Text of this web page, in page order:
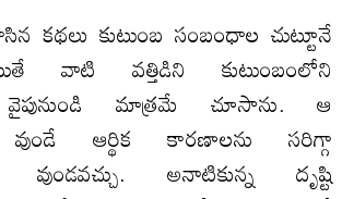
కుటుంబ సంబంధాల చుట్టూనే
వాటి వత్తిడిని కుటుంబంలోని
వైపునుండి మాత్రమే చూసాను. ఆ
వుండే ఆర్థిక కారణాలను సరిగ్గా
వుండవచ్చు. అనాటికున్న దృష్టి